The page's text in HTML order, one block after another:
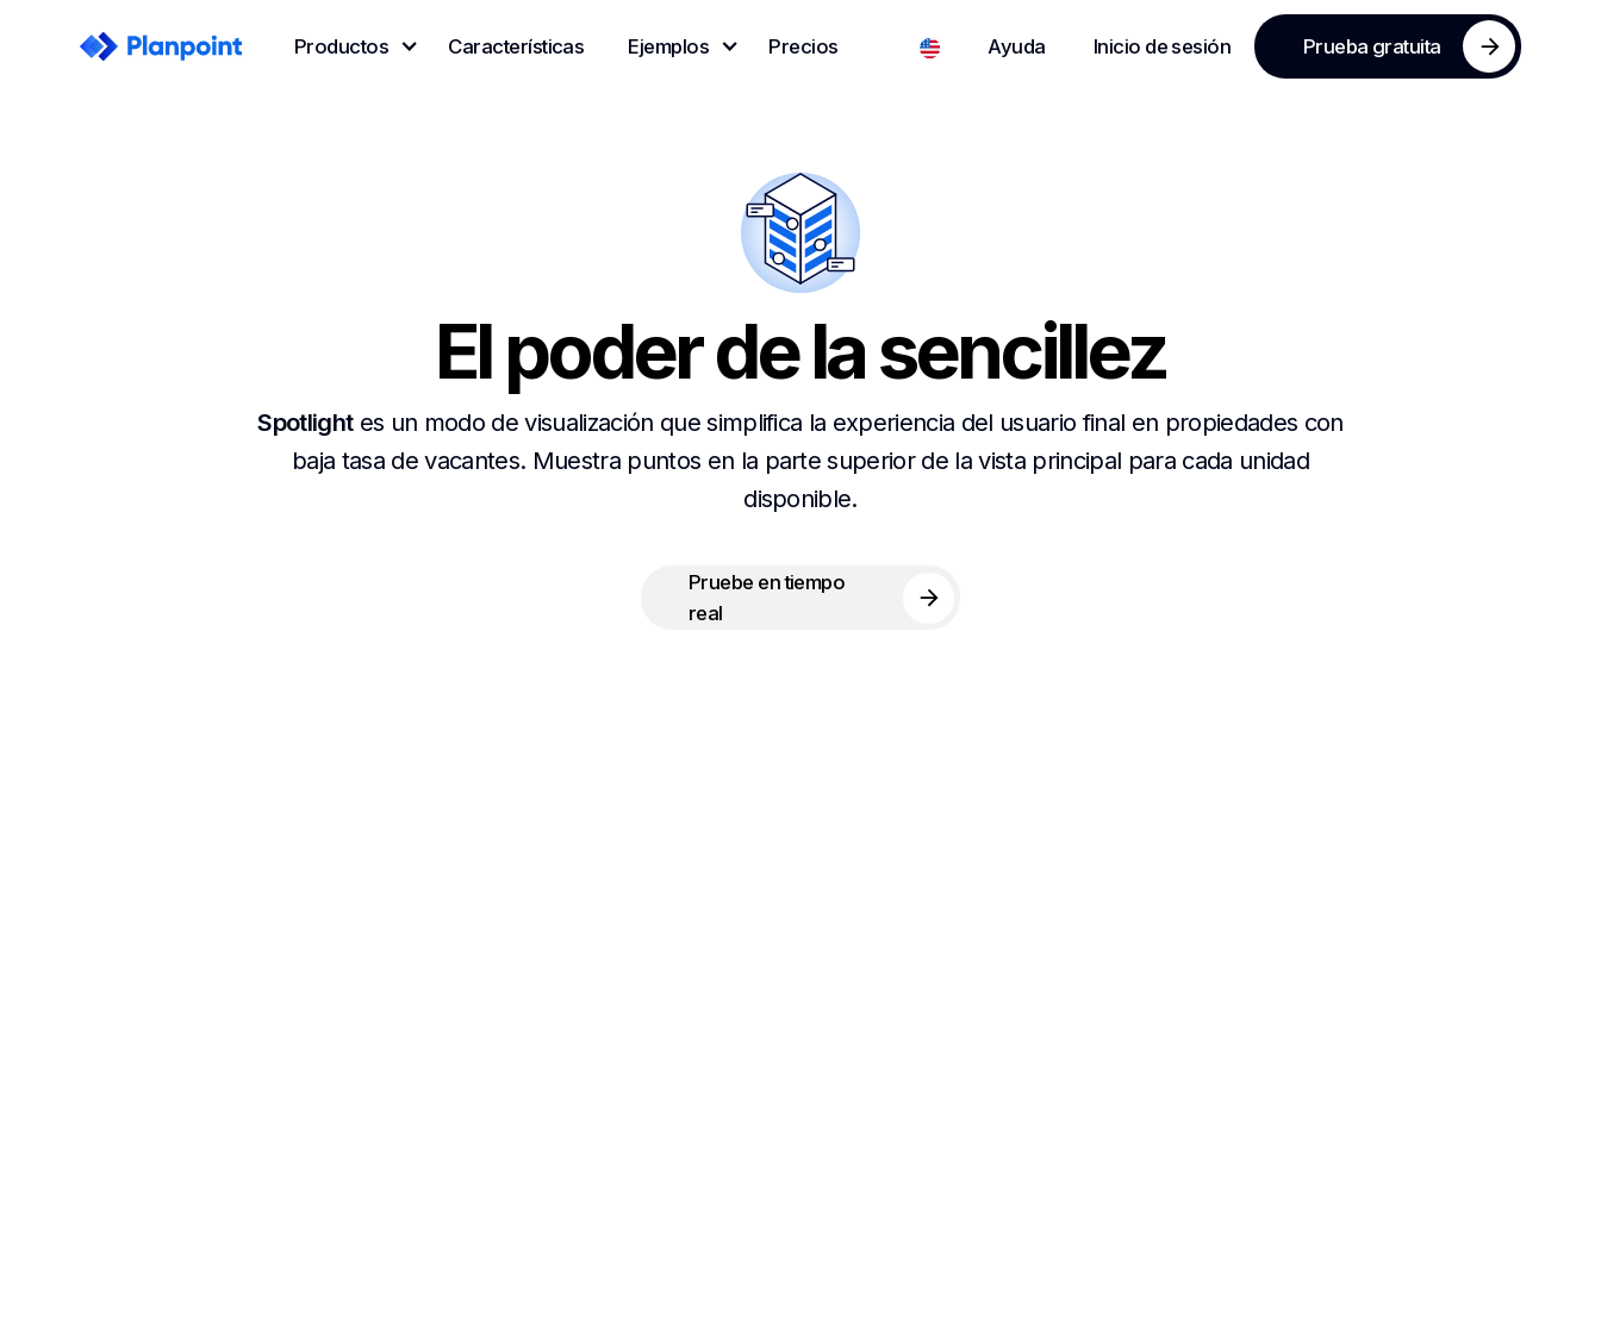
Productos Características Ejemplos Precios Ayuda Inicio de sesión Prueba gratuita
El poder de la sencillez
Spotlightes un modo de visualización que simplifica la experiencia del usuario final en propiedades con
baja tasa de vacantes. Muestra puntos en la parte superior de la vista principal para cada unidad
disponible.
Pruebe en tiempo
real